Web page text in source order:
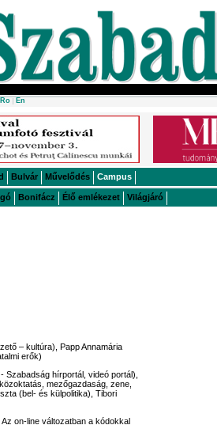
Ro En
Bulvár Művelődés Campus
Bonifácz Élő emlékezet Világjáró
– kultúra), Papp Annamária
erők)
hírportál, videó portál),
mezőgazdaság, zene,
(bel- és külpolitika), Tibori
on-line változatban a kódokkal